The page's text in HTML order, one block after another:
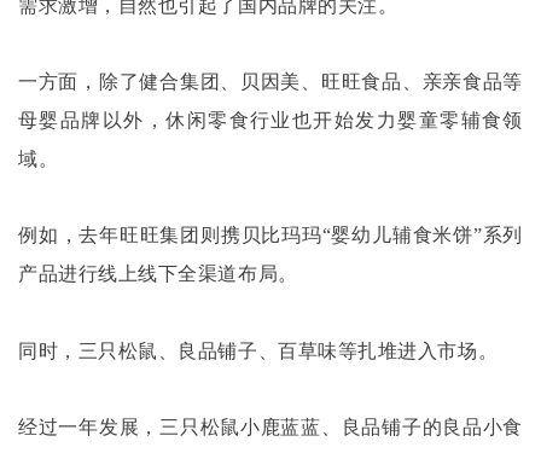
需求激增，自然也引起了国内品牌的关注。
一方面，除了健合集团、贝因美、旺旺食品、亲亲食品等
母婴品牌以外，休闲零食行业也开始发力婴童零辅食领
域。
例如，去年旺旺集团则携贝比玛玛“婴幼儿辅食米饼”系列
产品进行线上线下全渠道布局。
同时，三只松鼠、良品铺子、百草味等扎堆进入市场。
经过一年发展，三只松鼠小鹿蓝蓝、良品铺子的良品小食